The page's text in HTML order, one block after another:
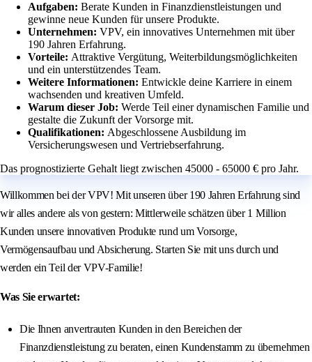
Aufgaben: Berate Kunden in Finanzdienstleistungen und
gewinne neue Kunden für unsere Produkte.
Unternehmen: VPV, ein innovatives Unternehmen mit über
190 Jahren Erfahrung.
Vorteile: Attraktive Vergütung, Weiterbildungsmöglichkeiten
und ein unterstützendes Team.
Weitere Informationen: Entwickle deine Karriere in einem
wachsenden und kreativen Umfeld.
Warum dieser Job: Werde Teil einer dynamischen Familie und
gestalte die Zukunft der Vorsorge mit.
Qualifikationen: Abgeschlossene Ausbildung im
Versicherungswesen und Vertriebserfahrung.
Das prognostizierte Gehalt liegt zwischen 45000 - 65000 € pro Jahr.
Willkommen bei der VPV! Mit unseren über 190 Jahren Erfahrung sind
wir alles andere als von gestern: Mittlerweile schätzen über 1 Million
Kunden unsere innovativen Produkte rund um Vorsorge,
Vermögensaufbau und Absicherung. Starten Sie mit uns durch und
werden ein Teil der VPV-Familie!
Was Sie erwartet:
Die Ihnen anvertrauten Kunden in den Bereichen der
Finanzdienstleistung zu beraten, einen Kundenstamm zu übernehmen